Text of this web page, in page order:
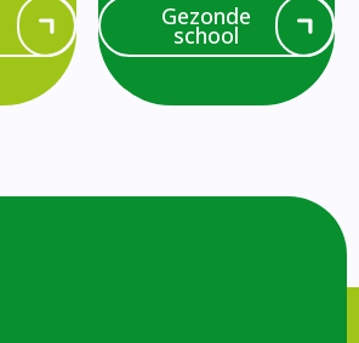
Gezonde
school